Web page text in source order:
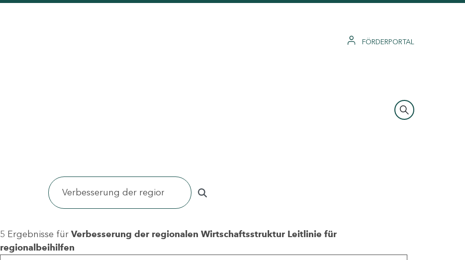
FÖRDERPORTAL
5 Ergebnisse für Verbesserung der regionalen Wirtschaftsstruktur Leitlinie für
regionalbeihilfen